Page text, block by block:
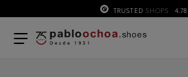
TRUSTED SHOPS 4.78